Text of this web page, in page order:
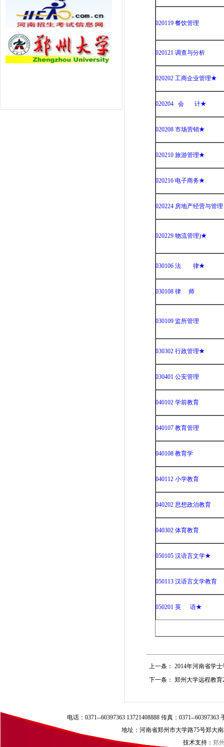
020119 餐饮管理
020121 调查与分析
020202 工商企业管理★
020204 会 计★
020208 市场营销★
020210 旅游管理★
020216 电子商务★
020224 房地产经营与管理
020229 物流管理)★
030106 法 律★
030108 律 师
030109 监所管理
030302 行政管理★
030401 公安管理
040102 学前教育
040107 教育管理
040108 教育学
040112 小学教育
040202 思想政治教育
040302 体育教育
050105 汉语言文学★
050113 汉语言文学教育
050201 英 语★
上一条： 2014年河南省学
下一条： 郑州大学远程教
电话：0371--60397363 13721408888 传真：0371--
地址：河南省郑州市大学路75号郑大
技术支持： 郑